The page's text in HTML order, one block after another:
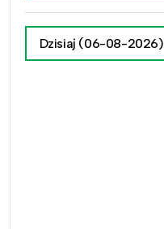
Dzisiaj (06-08-2026)